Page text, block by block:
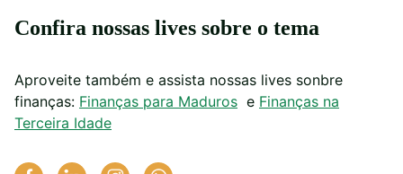
Confira nossas lives sobre o tema
Aproveite também e assista nossas lives sonbre
finanças: Finanças para Maduros e Finanças na
Terceira Idade